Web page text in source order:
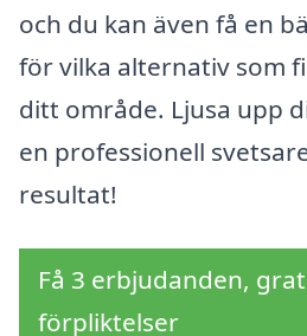
och du kan även få en
för vilka alternativ som
ditt område. Ljusa upp
en professionell
resultat!
Få 3 erbjudanden,
förpliktelser